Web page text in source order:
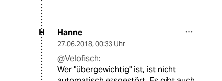
H Hanne
27.06.2018, 00:33 Uhr
@Velofisch:
Wer "übergewichtig" ist, ist nicht